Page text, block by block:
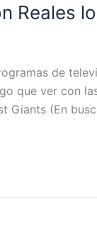
Reales
de
que ver con
Giants (En